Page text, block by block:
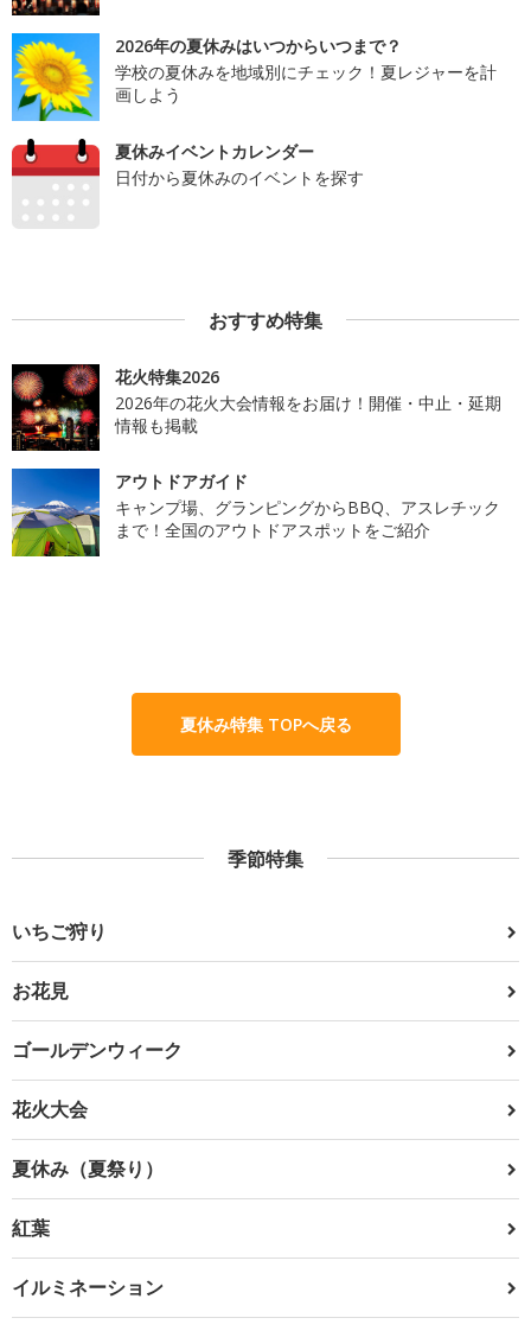
2026年の夏休みはいつからいつまで？
学校の夏休みを地域別にチェック！夏レジャーを計
画しよう
夏休みイベントカレンダー
日付から夏休みのイベントを探す
おすすめ特集
花火特集2026
2026年の花火大会情報をお届け！開催・中止・延期
情報も掲載
アウトドアガイド
キャンプ場、グランピングからBBQ、アスレチック
まで！全国のアウトドアスポットをご紹介
夏休み特集 TOPへ戻る
季節特集
いちご狩り
お花見
ゴールデンウィーク
花火大会
夏休み（夏祭り）
紅葉
イルミネーション